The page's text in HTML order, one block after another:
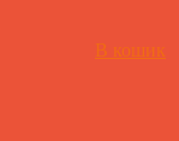
В кошик